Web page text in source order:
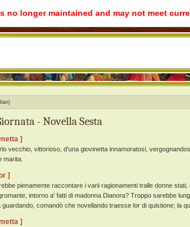
no longer maintained and may not meet
- Novella Sesta
]
vecchio, vittorioso, d'una giovinetta innamoratosi,
marita.
]
pienamente raccontare i varii ragionamenti tralle donne
intorno a' fatti di madonna Dianora? Troppo sarebbe
guardando, comandò che novellando traesse lor di quistione; la
]